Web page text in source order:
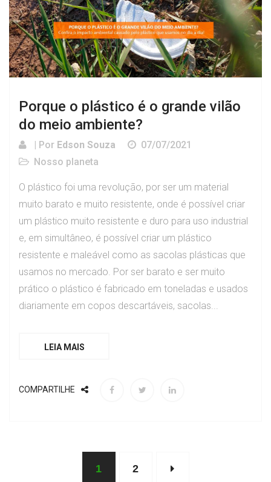
Porque o plástico é o grande vilão
do meio ambiente?
| Por Edson Souza
07/07/2021
Nosso planeta
O plástico foi uma revolução, por ser um material
muito barato e muito resistente, onde é possível criar
um plástico muito resistente e duro para uso industrial
e, em simultâneo, é possível criar um plástico
resistente e maleável como as sacolas plásticas que
usamos no mercado. Por ser barato e ser muito
prático o plástico é fabricado em toneladas e usados
diariamente em copos descartáveis, sacolas...
LEIA MAIS
COMPARTILHE
1 2